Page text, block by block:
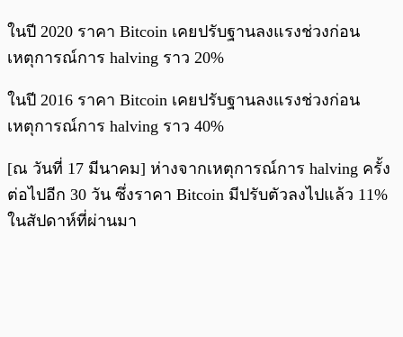
ในปี 2020 ราคา Bitcoin เคยปรับฐานลงแรงช่วงก่อน
เหตุการณ์การ halving ราว 20%
ในปี 2016 ราคา Bitcoin เคยปรับฐานลงแรงช่วงก่อน
เหตุการณ์การ halving ราว 40%
[ณ วันที่ 17 มีนาคม] ห่างจากเหตุการณ์การ halving ครั้ง
ต่อไปอีก 30 วัน ซึ่งราคา Bitcoin มีปรับตัวลงไปแล้ว 11%
ในสัปดาห์ที่ผ่านมา